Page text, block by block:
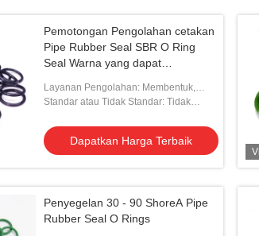
Pemotongan Pengolahan cetakan
Pipe Rubber Seal SBR O Ring
Seal Warna yang dapat
Layanan Pengolahan: Membentuk,
Memotong
Standar atau Tidak Standar: Tidak
Dapatkan Harga Terbaik
Penyegelan 30 - 90 ShoreA Pipe
Rubber Seal O Rings